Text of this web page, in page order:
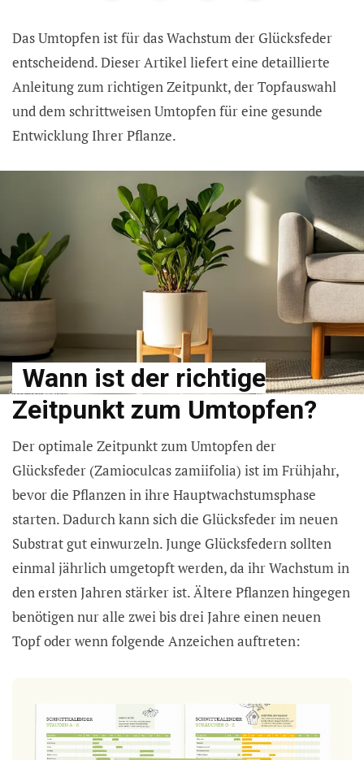
Das Umtopfen ist für das Wachstum der Glücksfeder
entscheidend. Dieser Artikel liefert eine detaillierte
Anleitung zum richtigen Zeitpunkt, der Topfauswahl
und dem schrittweisen Umtopfen für eine gesunde
Entwicklung Ihrer Pflanze.
Wann ist der richtige
Zeitpunkt zum Umtopfen?
Der optimale Zeitpunkt zum Umtopfen der
Glücksfeder (Zamioculcas zamiifolia) ist im Frühjahr,
bevor die Pflanzen in ihre Hauptwachstumsphase
starten. Dadurch kann sich die Glücksfeder im neuen
Substrat gut einwurzeln. Junge Glücksfedern sollten
einmal jährlich umgetopft werden, da ihr Wachstum in
den ersten Jahren stärker ist. Ältere Pflanzen hingegen
benötigen nur alle zwei bis drei Jahre einen neuen
Topf oder wenn folgende Anzeichen auftreten: